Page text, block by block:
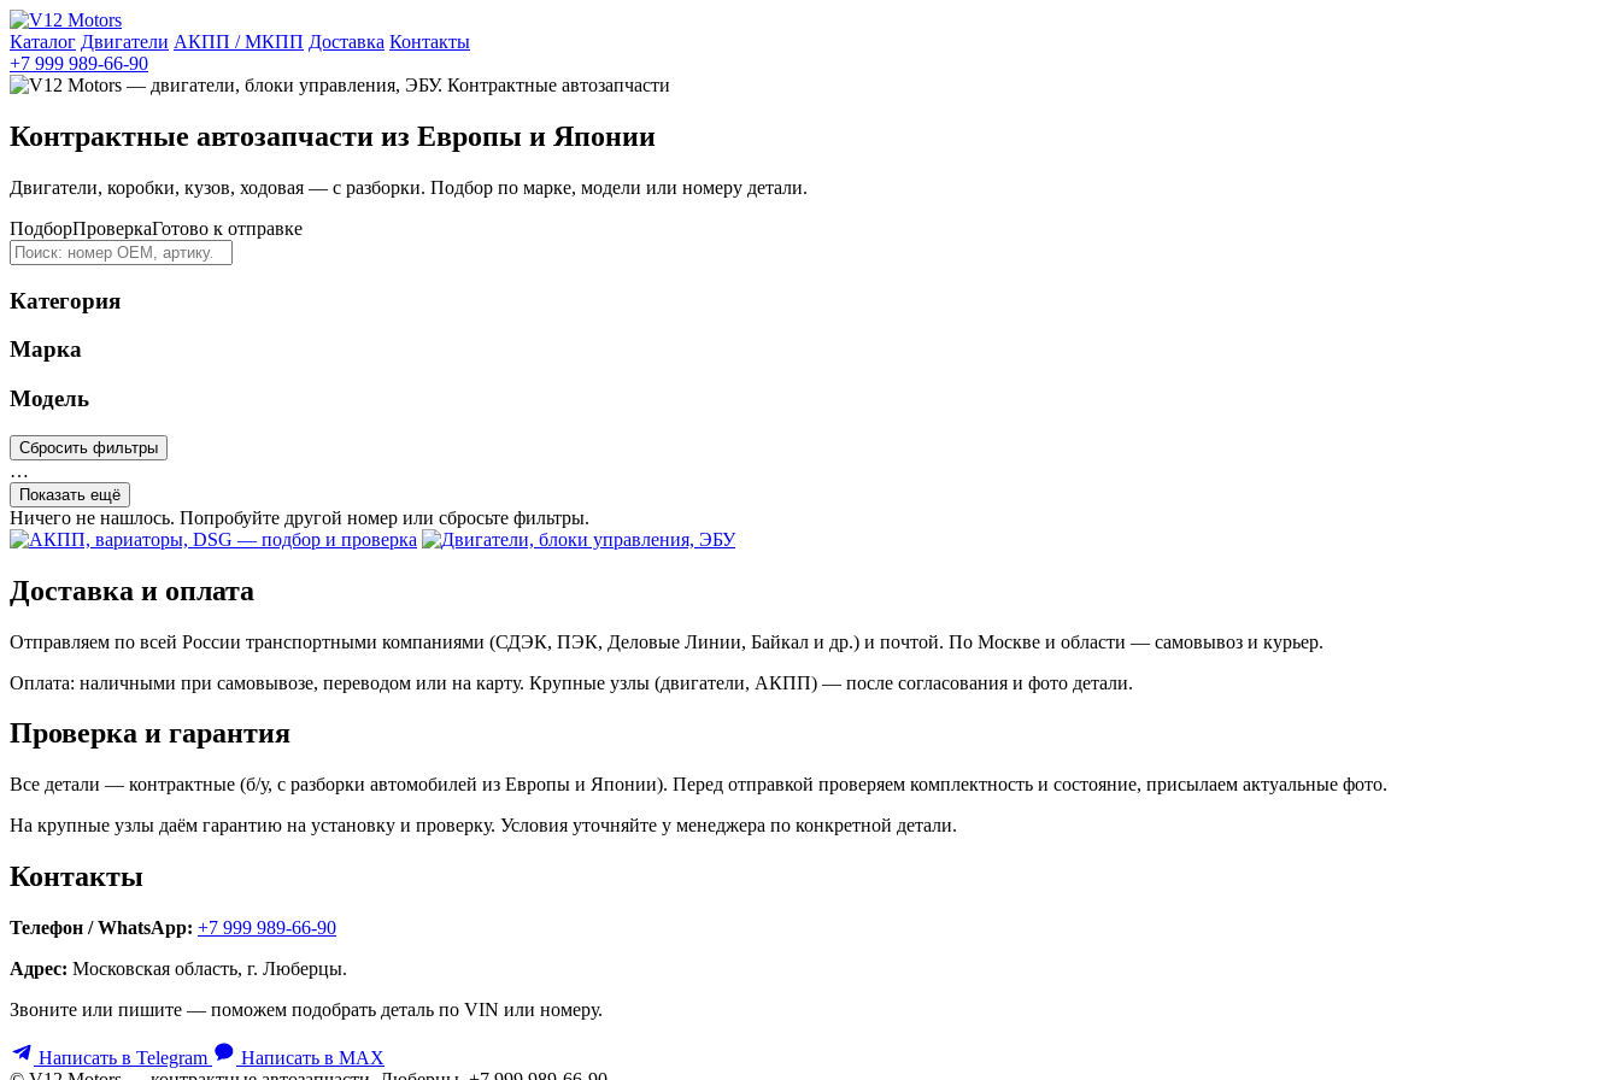
Каталог Двигатели АКПП / МКПП Доставка Контакты
+7 999 989-66-90
Контрактные автозапчасти из Европы и Японии
Двигатели, коробки, кузов, ходовая — с разборки. Подбор по марке, модели или номеру детали.
ПодборПроверкаГотово к отправке
Категория
Марка
Модель
Сбросить фильтры
…
Показать ещё
Ничего не нашлось. Попробуйте другой номер или сбросьте фильтры.
Доставка и оплата
Отправляем по всей России транспортными компаниями (СДЭК, ПЭК, Деловые Линии, Байкал и др.) и почтой. По Москве и области — самовывоз и курьер.
Оплата: наличными при самовывозе, переводом или на карту. Крупные узлы (двигатели, АКПП) — после согласования и фото детали.
Проверка и гарантия
Все детали — контрактные (б/у, с разборки автомобилей из Европы и Японии). Перед отправкой проверяем комплектность и состояние, присылаем актуальные фото.
На крупные узлы даём гарантию на установку и проверку. Условия уточняйте у менеджера по конкретной детали.
Контакты
Телефон / WhatsApp: +7 999 989-66-90
Адрес: Московская область, г. Люберцы.
Звоните или пишите — поможем подобрать деталь по VIN или номеру.
Написать в Telegram
Написать в MAX